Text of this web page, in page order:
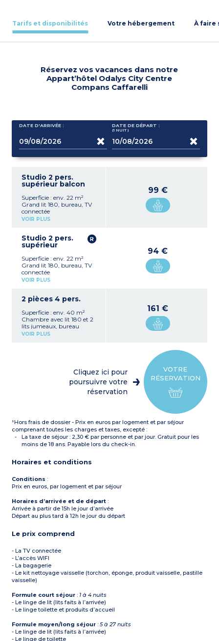
Tarifs et disponibilités Votre hébergement À faire
Réservez vos vacances dans notre
Appart’hôtel Odalys City Centre
Compans Caffarelli
DATE D'ARRIVÉE : DATE DE DÉPART :
(1 NUIT )
Studio 2 pers.
supérieur balcon
Superficie : env. 22 m²
Grand lit 180, bureau, TV
connectée
Cuisine équipée (plaque
bouilloire, lave-vaisselle)
Salle de bain avec douche,
serviettes
VOIR PLUS
99 €
Studio 2 pers.
supérieur
Superficie : env. 22 m²
Grand lit 180, bureau, TV
connectée
Cuisine équipée (plaque
bouilloire, lave-vaisselle)
sèche-cheveux, sèche-
serviettes
VOIR PLUS
94 €
2 pièces 4 pers.
Superficie : env. 40 m²
Chambre avec lit 180 et 2
lits jumeaux, bureau
Cuisine équipée (plaque
sèche-cheveux, sèche-
Ce logement correspond
VOIR PLUS
161 €
VOTRE
RÉSERVATION
Cliquez ici pour
poursuivre votre
réservation
¹Hors frais de dossier - Prix en euros par logement et par séjour
comprenant toutes les charges et taxes, excepté :
La taxe de séjour : 2,30 € par personne et par jour. Gratuit pour les
moins de 18 ans. Payable lors du check-in.
Horaires et conditions
Conditions :
Prix en euros, par logement et par séjour
Horaires d’arrivée et de départ :
Arrivée à partir de 15h le jour d’arrivée
Départ au plus tard à 12h le jour du départ
Le prix comprend
- La TV connectée
- L’accès WIFI
- La bagagerie
- Le kit nettoyage vaisselle (torchon, éponge, produit vaisselle, pastille
vaisselle)
Formule court séjour : 1 à 4 nuits
- Le linge de lit (lits faits à l’arrivée)
- Le linge toilette et produits d’accueil
Formule moyen/long séjour :5 à 27 nuits
- Le linge de lit (lits faits à l’arrivée)
- Le linge de toilette